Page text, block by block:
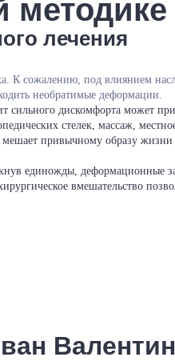
методике
лечения
К сожалению, под влиянием
необратимые деформации.
сильного дискомфорта может
стелек, массаж,
привычному образу
единожды, деформационные
вмешательство